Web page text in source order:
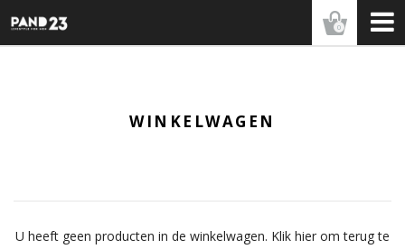
0
WINKELWAGEN
U heeft geen producten in de winkelwagen. Klik hier om terug te